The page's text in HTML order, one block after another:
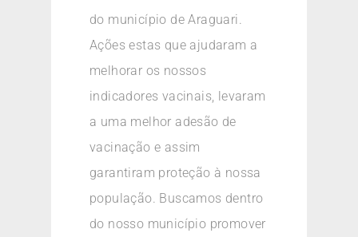
do município de Araguari.
Ações estas que ajudaram a
melhorar os nossos
indicadores vacinais, levaram
a uma melhor adesão de
vacinação e assim
garantiram proteção à nossa
população. Buscamos dentro
do nosso município promover